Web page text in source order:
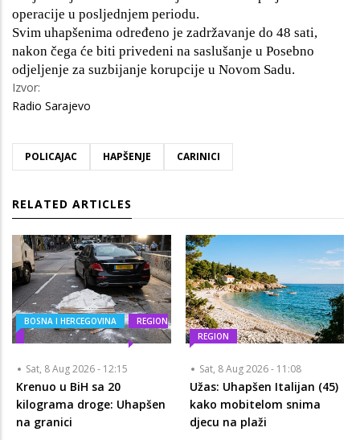
operacije u posljednjem periodu.
Svim uhapšenima određeno je zadržavanje do 48 sati,
nakon čega će biti privedeni na saslušanje u Posebno
odjeljenje za suzbijanje korupcije u Novom Sadu.
Izvor:
Radio Sarajevo
POLICAJAC HAPŠENJE CARINICI
RELATED ARTICLES
BOSNA I HERCEGOVINA REGION
Sat, 8 Aug 2026 - 12:15
Krenuo u BiH sa 20
kilograma droge: Uhapšen
na granici
REGION
Sat, 8 Aug 2026 - 11:08
Užas: Uhapšen Italijan (45)
kako mobitelom snima
djecu na plaži